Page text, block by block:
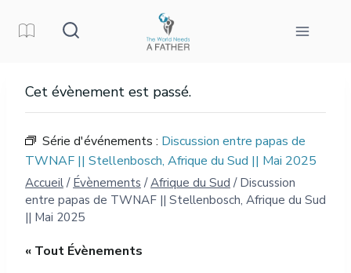
Cet évènement est passé.
Série d'événements : Discussion entre papas de
TWNAF || Stellenbosch, Afrique du Sud || Mai 2025
Accueil / Évènements / Afrique du Sud / Discussion
entre papas de TWNAF || Stellenbosch, Afrique du Sud
|| Mai 2025
« Tout Évènements